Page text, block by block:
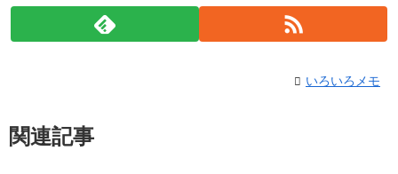
いろいろメモ
関連記事